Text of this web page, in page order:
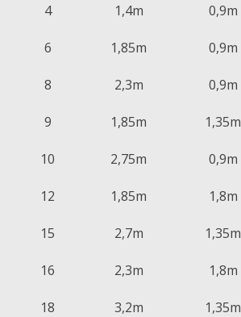
4 1,4m 0,9m
6 1,85m 0,9m
8 2,3m 0,9m
9 1,85m 1,35m
10 2,75m 0,9m
12 1,85m 1,8m
15 2,7m 1,35m
16 2,3m 1,8m
18 3,2m 1,35m